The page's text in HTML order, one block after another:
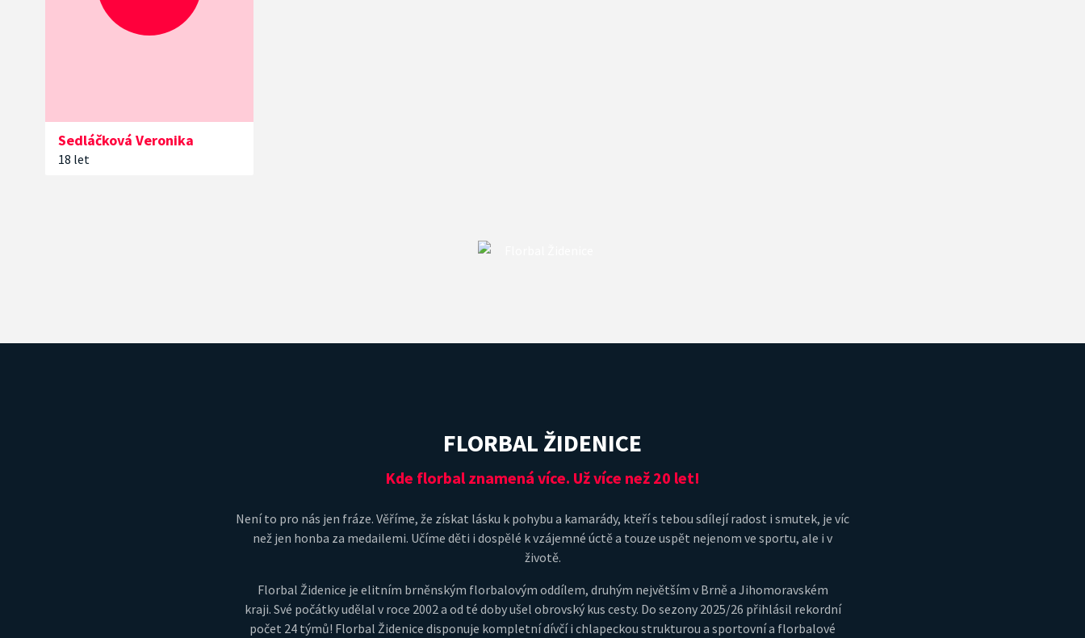
Veronika
Sedláčková
18 let
FLORBAL ŽIDENICE
Kde florbal znamená více. Už více než 20 let!
Není to pro nás jen fráze. Věříme, že získat lásku k pohybu a kamarády, kteří s tebou sdílejí radost i smutek, je víc
než jen honba za medailemi. Učíme děti i dospělé k vzájemné úctě a touze uspět nejenom ve sportu, ale i v
životě.
Florbal Židenice je elitním brněnským florbalovým oddílem, druhým největším v Brně a Jihomoravském
kraji. Své počátky udělal v roce 2002 a od té doby ušel obrovský kus cesty. Do sezony 2025/26 přihlásil rekordní
počet 24 týmů! Florbal Židenice disponuje kompletní dívčí i chlapeckou strukturou a sportovní a florbalové